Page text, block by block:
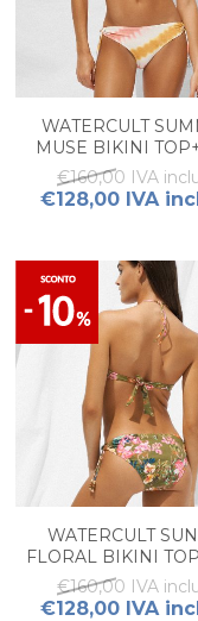
WATERCULT
MUSE BIKINI
€160,00 IVA
€128,00 IVA
WATERCULT
FLORAL BIKINI
DRAPPEGGIO
€160,00 IVA
€128,00 IVA